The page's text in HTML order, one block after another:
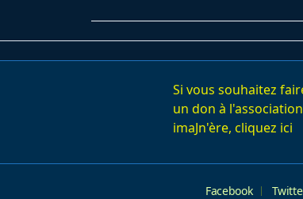
reader-
text">Page</span>Si vous souhaitez
un don à l'association
imaJn'ère, cliquez ici
Facebook